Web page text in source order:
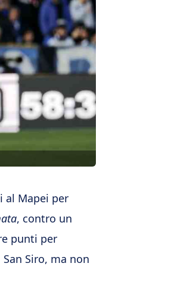
al Mapei per
, contro un
punti per
Siro, ma non